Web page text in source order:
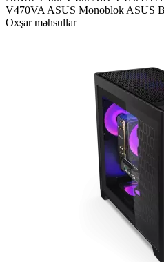
V470VA ASUS Monoblok ASUS
Oxşar məhsullar